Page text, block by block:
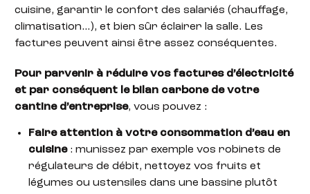
cuisine, garantir le confort des salariés (chauffage,
climatisation…), et bien sûr éclairer la salle. Les
factures peuvent ainsi être assez conséquentes.
Pour parvenir à réduire vos factures d’électricité
et par conséquent le bilan carbone de votre
cantine d’entreprise, vous pouvez :
Faire attention à votre consommation d’eau en
cuisine: munissez par exemple vos robinets de
régulateurs de débit, nettoyez vos fruits et
légumes ou ustensiles dans une bassine plutôt